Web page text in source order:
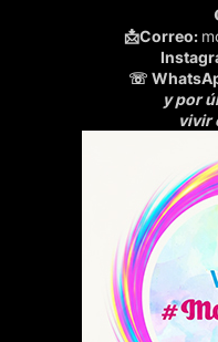
📩Correo:
☏
y por
vivir